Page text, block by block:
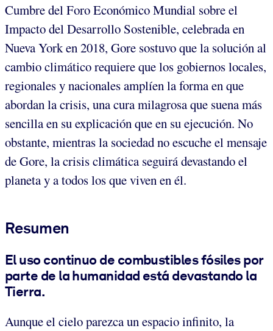
Cumbre del Foro Económico Mundial sobre el
Impacto del Desarrollo Sostenible, celebrada en
Nueva York en 2018, Gore sostuvo que la solución al
cambio climático requiere que los gobiernos locales,
regionales y nacionales amplíen la forma en que
abordan la crisis, una cura milagrosa que suena más
sencilla en su explicación que en su ejecución. No
obstante, mientras la sociedad no escuche el mensaje
de Gore, la crisis climática seguirá devastando el
planeta y a todos los que viven en él.
Resumen
El uso continuo de combustibles fósiles por
parte de la humanidad está devastando la
Tierra.
Aunque el cielo parezca un espacio infinito, la